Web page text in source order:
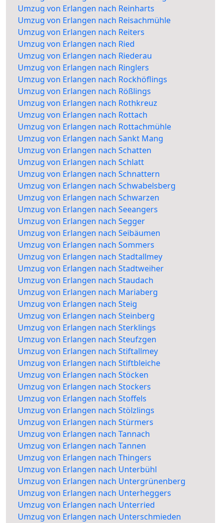
Umzug von Erlangen nach Reinharts
Umzug von Erlangen nach Reisachmühle
Umzug von Erlangen nach Reiters
Umzug von Erlangen nach Ried
Umzug von Erlangen nach Riederau
Umzug von Erlangen nach Ringlers
Umzug von Erlangen nach Rockhöflings
Umzug von Erlangen nach Rößlings
Umzug von Erlangen nach Rothkreuz
Umzug von Erlangen nach Rottach
Umzug von Erlangen nach Rottachmühle
Umzug von Erlangen nach Sankt Mang
Umzug von Erlangen nach Schatten
Umzug von Erlangen nach Schlatt
Umzug von Erlangen nach Schnattern
Umzug von Erlangen nach Schwabelsberg
Umzug von Erlangen nach Schwarzen
Umzug von Erlangen nach Seeangers
Umzug von Erlangen nach Segger
Umzug von Erlangen nach Seibäumen
Umzug von Erlangen nach Sommers
Umzug von Erlangen nach Stadtallmey
Umzug von Erlangen nach Stadtweiher
Umzug von Erlangen nach Staudach
Umzug von Erlangen nach Mariaberg
Umzug von Erlangen nach Steig
Umzug von Erlangen nach Steinberg
Umzug von Erlangen nach Sterklings
Umzug von Erlangen nach Steufzgen
Umzug von Erlangen nach Stiftallmey
Umzug von Erlangen nach Stiftbleiche
Umzug von Erlangen nach Stöcken
Umzug von Erlangen nach Stockers
Umzug von Erlangen nach Stoffels
Umzug von Erlangen nach Stölzlings
Umzug von Erlangen nach Stürmers
Umzug von Erlangen nach Tannach
Umzug von Erlangen nach Tannen
Umzug von Erlangen nach Thingers
Umzug von Erlangen nach Unterbühl
Umzug von Erlangen nach Untergrünenberg
Umzug von Erlangen nach Unterheggers
Umzug von Erlangen nach Unterried
Umzug von Erlangen nach Unterschmieden